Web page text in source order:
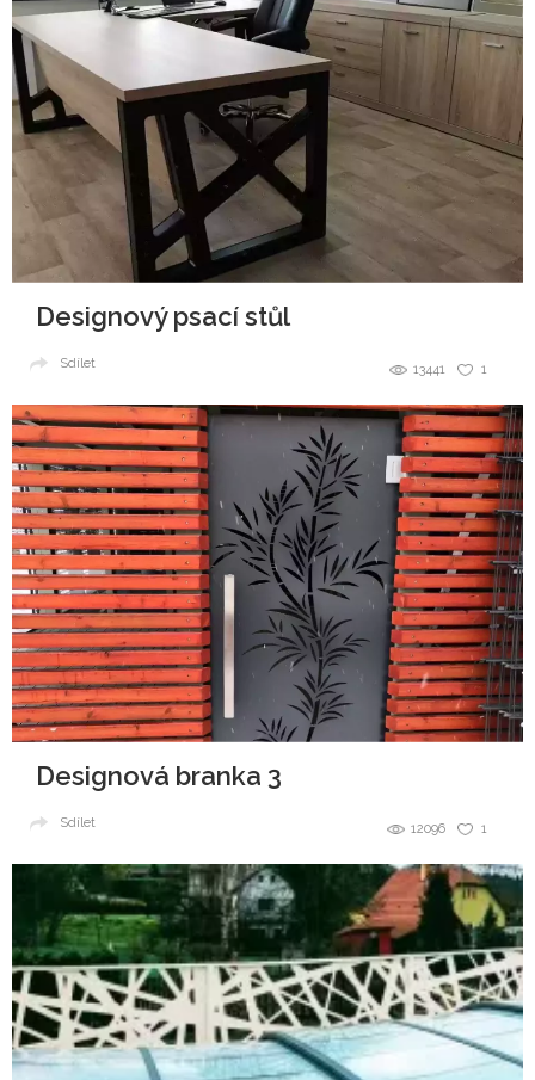
Designový psací stůl
1
13441
Sdílet
Designová branka 3
1
12096
Sdílet